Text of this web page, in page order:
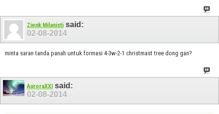
Zienk Milanisti said:
02-08-2014
minta saran tanda panah untuk formasi 4-3w-2-1 christmast tree dong gan?
AuroraXXI said:
02-08-2014